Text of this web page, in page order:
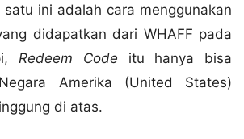
ini adalah cara menggunakan
didapatkan dari WHAFF pada
Redeem Code itu hanya bisa
Amerika (United States)
di atas.